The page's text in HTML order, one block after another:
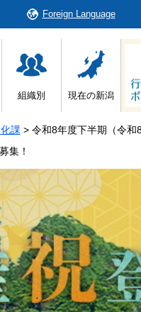
Foreign Language
組織別 現在の新潟
課 > 令和8年度下半期（令和
集！